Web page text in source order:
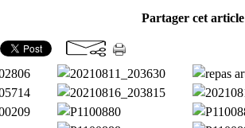
Partager cet article